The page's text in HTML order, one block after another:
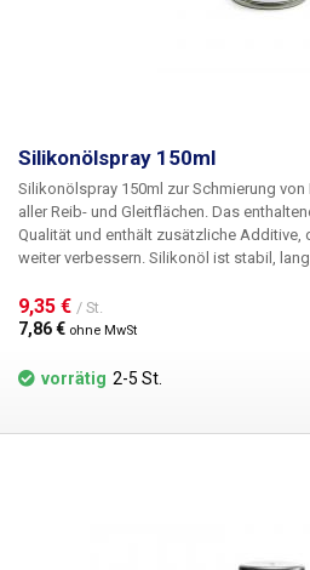
Silikonölspray 150ml
Silikonölspray 150ml zur Schmierung
aller Reib- und Gleitflächen. Das enthaltene Silikonöl ist von hoher
Qualität und enthält zusätzliche Additive,
weiter verbessern. Silikonöl ist stabil,
Auftragenbietet es Schutz vor
Korrosion. Geeignet als Schmiermittel für
Antihaftmittel für Formen (Verteiler) und
Permeabilität 25°C, Ω.cm:1.1015.
9,35 € / St.
7,86 € ohne MwSt
vorrätig 2-5 St.